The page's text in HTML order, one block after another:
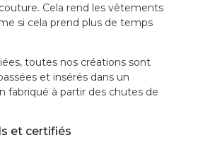
Cela rend les vêtements
si cela prend plus de temps
toutes nos créations sont
et insérés dans un
fabriqué à partir des chutes de
et certifiés